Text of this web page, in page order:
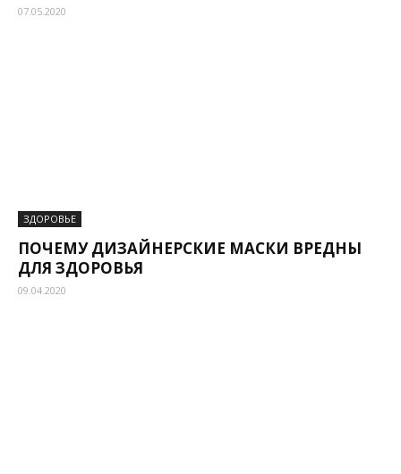
07.05.2020
ЗДОРОВЬЕ
ПОЧЕМУ ДИЗАЙНЕРСКИЕ МАСКИ ВРЕДНЫ
ДЛЯ ЗДОРОВЬЯ
09.04.2020